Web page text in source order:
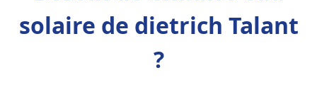
solaire de dietrich Talant
?